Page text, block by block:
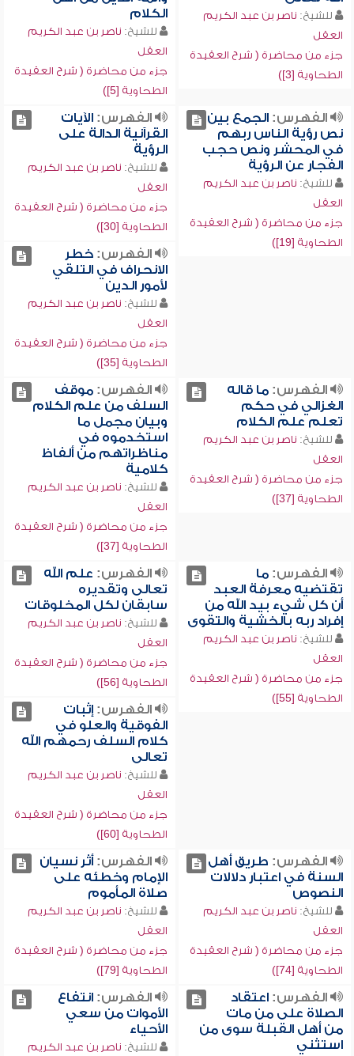
للشيخ: ناصر بن عبد الكريم
العقل
جزء من محاضرة ( شرح العقيدة
الطحاوية [3])
الكلام
للشيخ: ناصر بن عبد الكريم
العقل
جزء من محاضرة ( شرح العقيدة
الطحاوية [5])
الفهرس:الجمع بين
نص رؤية الناس ربهم
في المحشر ونص حجب
الفجار عن الرؤية
للشيخ: ناصر بن عبد الكريم
العقل
جزء من محاضرة ( شرح العقيدة
الطحاوية [19])
الفهرس:الآيات
القرآنية الدالة على
الرؤية
للشيخ: ناصر بن عبد الكريم
العقل
جزء من محاضرة ( شرح العقيدة
الطحاوية [30])
الفهرس:خطر
الانحراف في التلقي
لأمور الدين
للشيخ: ناصر بن عبد الكريم
العقل
جزء من محاضرة ( شرح العقيدة
الطحاوية [35])
الفهرس:ما قاله
الغزالي في حكم
تعلم علم الكلام
للشيخ: ناصر بن عبد الكريم
العقل
جزء من محاضرة ( شرح العقيدة
الطحاوية [37])
الفهرس:موقف
السلف من علم الكلام
وبيان مجمل ما
استخدموه في
مناظراتهم من ألفاظ
كلامية
للشيخ: ناصر بن عبد الكريم
العقل
جزء من محاضرة ( شرح العقيدة
الطحاوية [37])
الفهرس:ما
تقتضيه معرفة العبد
أن كل شيء بيد الله من
إفراد ربه بالخشية والتقوى
للشيخ: ناصر بن عبد الكريم
العقل
جزء من محاضرة ( شرح العقيدة
الطحاوية [55])
الفهرس: علم الله
تعالى وتقديره
سابقان لكل المخلوقات
للشيخ: ناصر بن عبد الكريم
العقل
جزء من محاضرة ( شرح العقيدة
الطحاوية [56])
الفهرس:إثبات
الفوقية والعلو في
كلام السلف رحمهم الله
تعالى
للشيخ: ناصر بن عبد الكريم
العقل
جزء من محاضرة ( شرح العقيدة
الطحاوية [60])
الفهرس: طريق أهل
السنة في اعتبار دلالات
النصوص
للشيخ: ناصر بن عبد الكريم
العقل
جزء من محاضرة ( شرح العقيدة
الطحاوية [74])
الفهرس:أثر نسيان
الإمام وخطئه على
صلاة المأموم
للشيخ: ناصر بن عبد الكريم
العقل
جزء من محاضرة ( شرح العقيدة
الطحاوية [79])
الفهرس:اعتقاد
الصلاة على من مات
من أهل القبلة سوى من
استثني
الفهرس:انتفاع
الأموات من سعي
الأحياء
للشيخ: ناصر بن عبد الكريم